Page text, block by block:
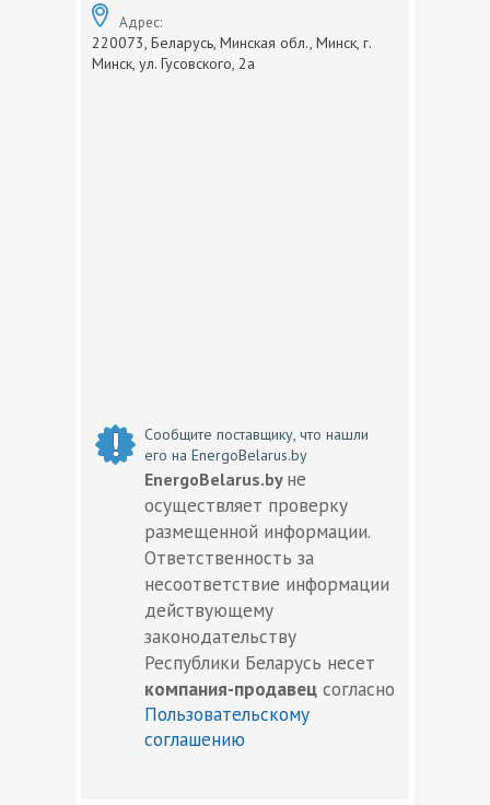
Адрес:
220073, Беларусь, Минская обл., Минск, г.
Минск, ул. Гусовского, 2а
Сообщите поставщику, что нашли
его на EnergoBelarus.by
EnergoBelarus.by не
осуществляет проверку
размещенной информации.
Ответственность за
несоответствие информации
действующему
законодательству
Республики Беларусь несет
компания-продавец согласно
Пользовательскому
соглашению